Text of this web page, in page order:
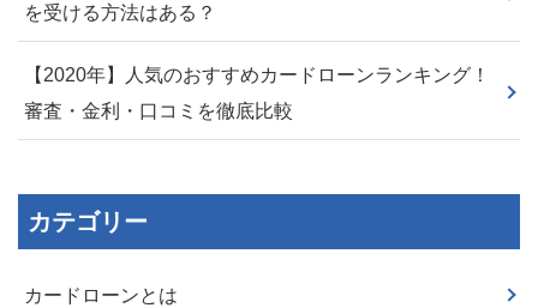
を受ける方法はある？
【2020年】人気のおすすめカードローンランキング！
審査・金利・口コミを徹底比較
カテゴリー
カードローンとは